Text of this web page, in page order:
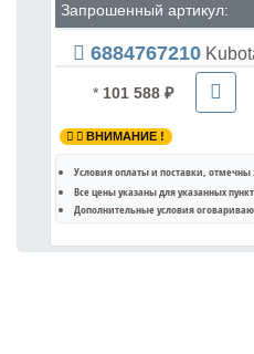
Запрошенный артикул:
6884767210
* 101 588 ₽
ВНИМАНИЕ !
Условия оплаты и поставки, отмечны
Все цены указаны дляуказанных
Дополнительные условия